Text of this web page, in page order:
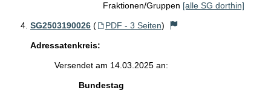
Fraktionen/Gruppen [alle SG dorthin]
SG2503190026 ( PDF - 3 Seiten)
Adressatenkreis:
Versendet am 14.03.2025 an:
Bundestag